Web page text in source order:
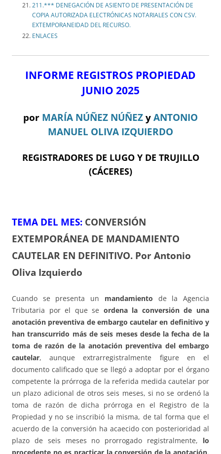
211.*** DENEGACIÓN DE ASIENTO DE PRESENTACIÓN DE
COPIA AUTORIZADA ELECTRÓNICAS NOTARIALES CON CSV.
EXTEMPORANEIDAD DEL RECURSO.
ENLACES
INFORME REGISTROS PROPIEDAD
JUNIO 2025
por MARÍA NÚÑEZ NÚÑEZ y ANTONIO
MANUEL OLIVA IZQUIERDO
REGISTRADORES DE LUGO Y DE TRUJILLO
(CÁCERES)
TEMA DEL MES: CONVERSIÓN
EXTEMPORÁNEA DE MANDAMIENTO
CAUTELAR EN DEFINITIVO. Por Antonio
Oliva Izquierdo
Cuando se presenta un mandamiento de la Agencia
Tributaria por el que se ordena la conversión de una
anotación preventiva de embargo cautelar en definitivo y
han transcurrido más de seis meses desde la fecha de la
toma de razón de la anotación preventiva del embargo
cautelar, aunque extrarregistralmente figure en el
documento calificado que se llegó a adoptar por el órgano
competente la prórroga de la referida medida cautelar por
un plazo adicional de otros seis meses, si no se ordenó la
toma de razón de dicha prórroga en el Registro de la
Propiedad y no se inscribió la misma, de tal forma que el
acuerdo de la conversión ha acaecido con posterioridad al
plazo de seis meses no prorrogado registralmente, lo